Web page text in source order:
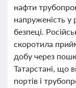
нафти
напруженість у
безпеці.
скоротила
добу через
Татарстані, що
портів і